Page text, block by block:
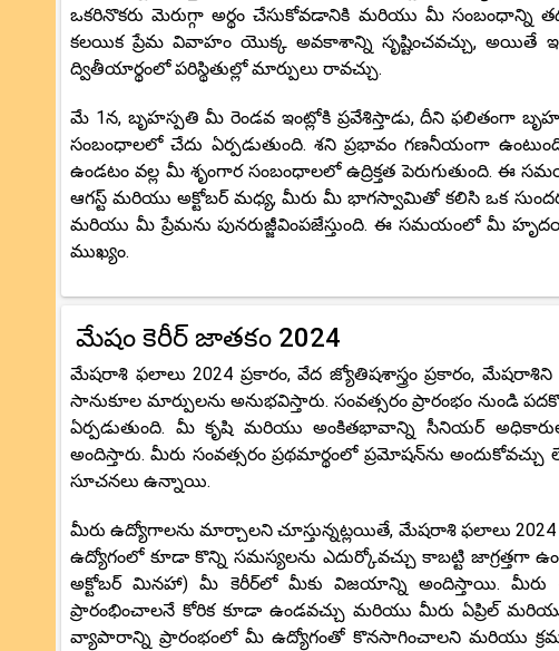
ఒకరినొకరు మెరుగ్గా అర్థం చేసుకోవడానికి మరియు మీ సంబంధాన్ని
కలయిక ప్రేమ వివాహం యొక్క అవకాశాన్ని సృష్టించవచ్చు, అయితే
ద్వితీయార్థంలో పరిస్థితుల్లో మార్పులు రావచ్చు.
మే 1న, బృహస్పతి మీ రెండవ ఇంట్లోకి ప్రవేశిస్తాడు, దీని ఫలితంగా
సంబంధాలలో చేదు ఏర్పడుతుంది. శని ప్రభావం గణనీయంగా
ఉండటం వల్ల మీ శృంగార సంబంధాలలో ఉద్రిక్తత పెరుగుతుంది.
ఆగస్ట్ మరియు అక్టోబర్ మధ్య, మీరు మీ భాగస్వామితో కలిసి ఒక
మరియు మీ ప్రేమను పునరుజ్జీవింపజేస్తుంది. ఈ సమయంలో మీ
ముఖ్యం.
మేషం కెరీర్ జాతకం 2024
మేషరాశి ఫలాలు 2024 ప్రకారం, వేద జ్యోతిషశాస్త్రం ప్రకారం,
సానుకూల మార్పులను అనుభవిస్తారు. సంవత్సరం ప్రారంభం నుండి
ఏర్పడుతుంది. మీ కృషి మరియు అంకితభావాన్ని సీనియర్
అందిస్తారు. మీరు సంవత్సరం ప్రథమార్థంలో ప్రమోషన్‌ను
సూచనలు ఉన్నాయి.
మీరు ఉద్యోగాలను మార్చాలని చూస్తున్నట్లయితే, మేషరాశి ఫలాలు 2024
ఉద్యోగంలో కూడా కొన్ని సమస్యలను ఎదుర్కోవచ్చు కాబట్టి
అక్టోబర్ మినహా) మీ కెరీర్‌లో మీకు విజయాన్ని అందిస్తాయి. మీరు
ప్రారంభించాలనే కోరిక కూడా ఉండవచ్చు మరియు మీరు ఏప్రిల్
వ్యాపారాన్ని ప్రారంభంలో మీ ఉద్యోగంతో కొనసాగించాలని మరియు